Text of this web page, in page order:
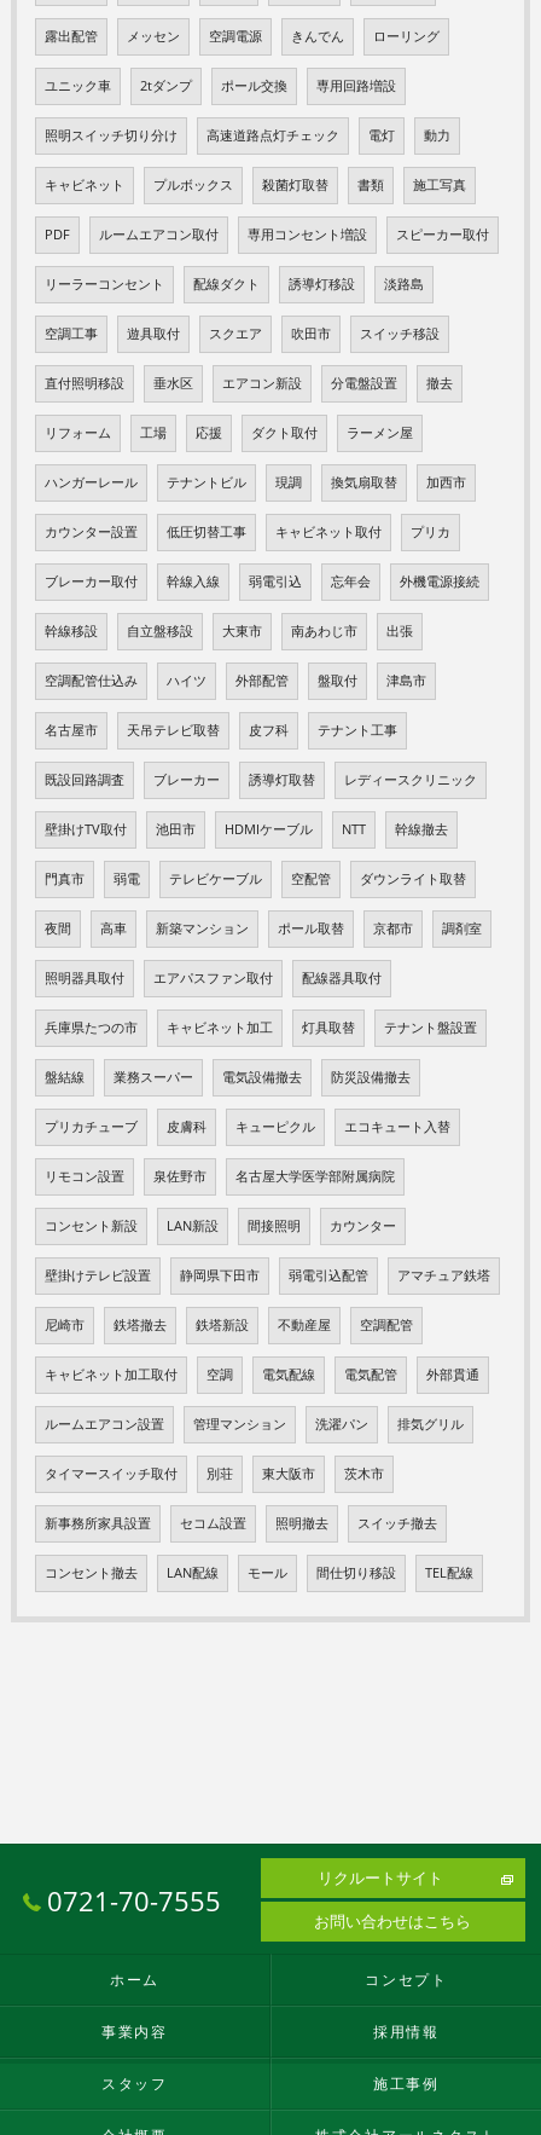
露出配管 メッセン 空調電源 きんでん ローリング
ユニック車 2tダンプ ポール交換 専用回路増設
照明スイッチ切り分け 高速道路点灯チェック 電灯 動力
キャビネット プルボックス 殺菌灯取替 書類 施工写真
PDF ルームエアコン取付 専用コンセント増設 スピーカー取付
リーラーコンセント 配線ダクト 誘導灯移設 淡路島
空調工事 遊具取付 スクエア 吹田市 スイッチ移設
直付照明移設 垂水区 エアコン新設 分電盤設置 撤去
リフォーム 工場 応援 ダクト取付 ラーメン屋
ハンガーレール テナントビル 現調 換気扇取替 加西市
カウンター設置 低圧切替工事 キャビネット取付 プリカ
ブレーカー取付 幹線入線 弱電引込 忘年会 外機電源接続
幹線移設 自立盤移設 大東市 南あわじ市 出張
空調配管仕込み ハイツ 外部配管 盤取付 津島市
名古屋市 天吊テレビ取替 皮フ科 テナント工事
既設回路調査 ブレーカー 誘導灯取替 レディースクリニック
壁掛けTV取付 池田市 HDMIケーブル NTT 幹線撤去
門真市 弱電 テレビケーブル 空配管 ダウンライト取替
夜間 高車 新築マンション ポール取替 京都市 調剤室
照明器具取付 エアパスファン取付 配線器具取付
兵庫県たつの市 キャビネット加工 灯具取替 テナント盤設置
盤結線 業務スーパー 電気設備撤去 防災設備撤去
プリカチューブ 皮膚科 キューピクル エコキュート入替
リモコン設置 泉佐野市 名古屋大学医学部附属病院
コンセント新設 LAN新設 間接照明 カウンター
壁掛けテレビ設置 静岡県下田市 弱電引込配管 アマチュア鉄塔
尼崎市 鉄塔撤去 鉄塔新設 不動産屋 空調配管
キャビネット加工取付 空調 電気配線 電気配管 外部貫通
ルームエアコン設置 管理マンション 洗濯パン 排気グリル
タイマースイッチ取付 別荘 東大阪市 茨木市
新事務所家具設置 セコム設置 照明撤去 スイッチ撤去
コンセント撤去 LAN配線 モール 間仕切り移設 TEL配線
0721-70-7555
リクルートサイト
お問い合わせはこちら
ホーム コンセプト
事業内容 採用情報
スタッフ 施工事例